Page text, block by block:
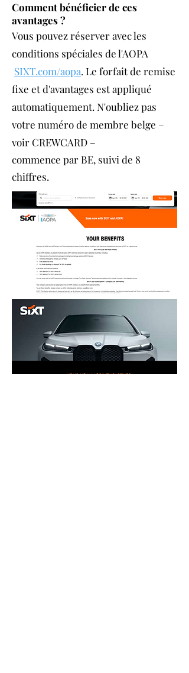
Comment bénéficier de ces
avantages ?
Vous pouvez réserver avec les
conditions spéciales de l'AOPA
SIXT.com/aopa. Le forfait de remise
fixe et d'avantages est appliqué
automatiquement. N'oubliez pas
votre numéro de membre belge –
voir CREWCARD –
commence par BE, suivi de 8
chiffres.